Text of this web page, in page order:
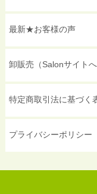
最新★お客様の声
卸販売（Salonサイトへ
特定商取引法に基づく
プライバシーポリシー